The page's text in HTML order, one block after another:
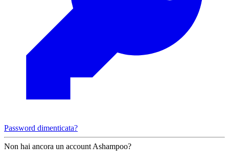
Password dimenticata?
Non hai ancora un account Ashampoo?